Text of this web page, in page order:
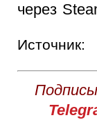
через
Источник: